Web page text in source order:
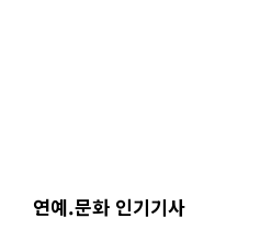
연예.문화 인기기사